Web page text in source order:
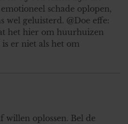
schade oplopen,
wel geluisterd. @Doe effe:
het hier om huurhuizen
er niet als het om
willen oplossen. Bel de